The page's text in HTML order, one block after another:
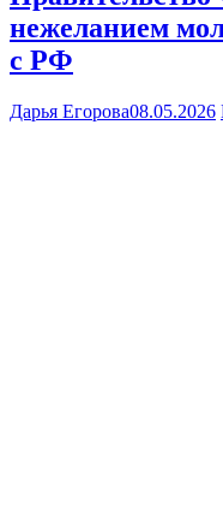
нежеланием
с РФ
Дарья Егорова08.05.2026